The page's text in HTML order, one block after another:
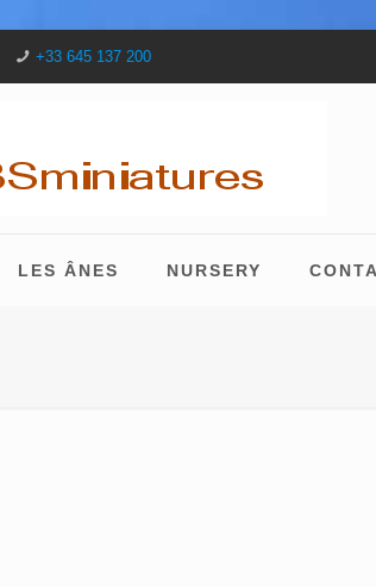
+33 645 137 200
LES ÂNES NURSERY